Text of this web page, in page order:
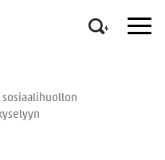
sosiaalihuollon